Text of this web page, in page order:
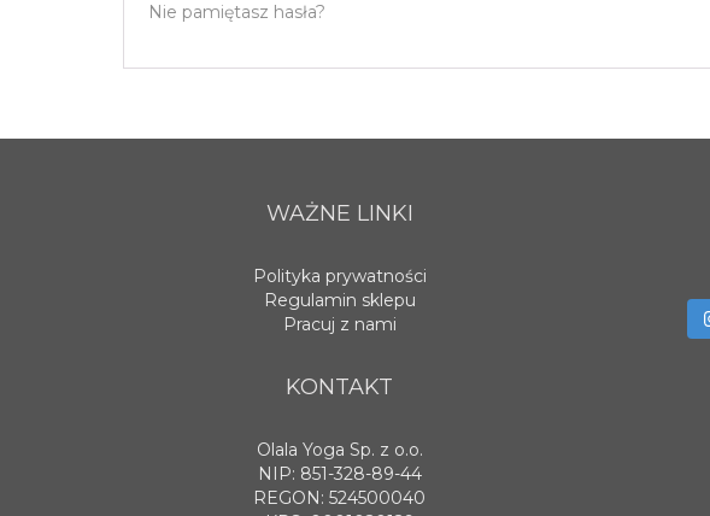
Nie pamiętasz hasła?
WAŻNE LINKI
Polityka prywatności
Regulamin sklepu
Pracuj z nami
KONTAKT
Olala Yoga Sp. z o.o.
NIP: 851-328-89-44
REGON: 524500040